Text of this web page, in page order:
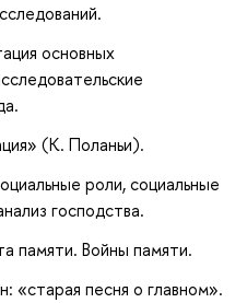
основных
(К. Поланьи).
роли, социальные
господства.
памяти. Войны памяти.
«старая песня о главном».